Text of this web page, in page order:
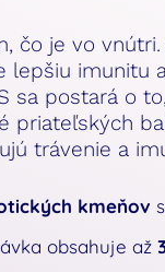
čo je vo
lepšiu imunitu
sa postará o
priateľských
trávenie a
kmeňov
obsahuje až